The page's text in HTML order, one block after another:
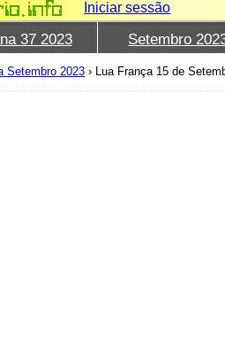
Iniciar sessão
37 2023 Setembro
Setembro 2023 › Lua França 15 de